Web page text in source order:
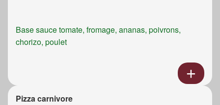
Base sauce tomate, fromage, ananas, poivrons,
chorizo, poulet
Pizza carnivore